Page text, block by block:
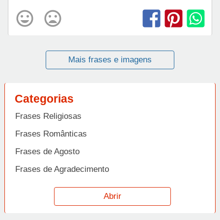
Mais frases e imagens
Categorias
Frases Religiosas
Frases Românticas
Frases de Agosto
Frases de Agradecimento
Frases de Amizade
Frases de Amor
Abrir